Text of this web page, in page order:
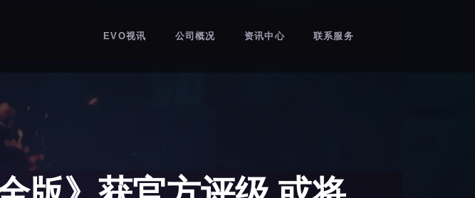
EVO视讯 公司概况 资讯中心 联系服务